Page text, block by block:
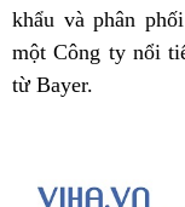
khẩu và phân
một Công ty nổi
từ Bayer.